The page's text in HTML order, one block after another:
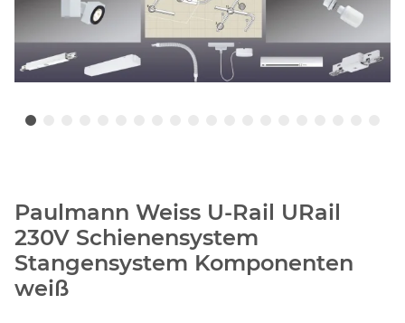
Paulmann Weiss U-Rail URail
230V Schienensystem
Stangensystem Komponenten
weiß